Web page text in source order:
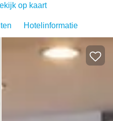
op kaart
Hotelinformatie